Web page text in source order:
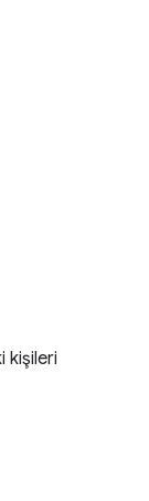
kişileri